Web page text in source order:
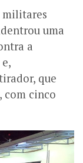
militares
uma
a
que
com cinco